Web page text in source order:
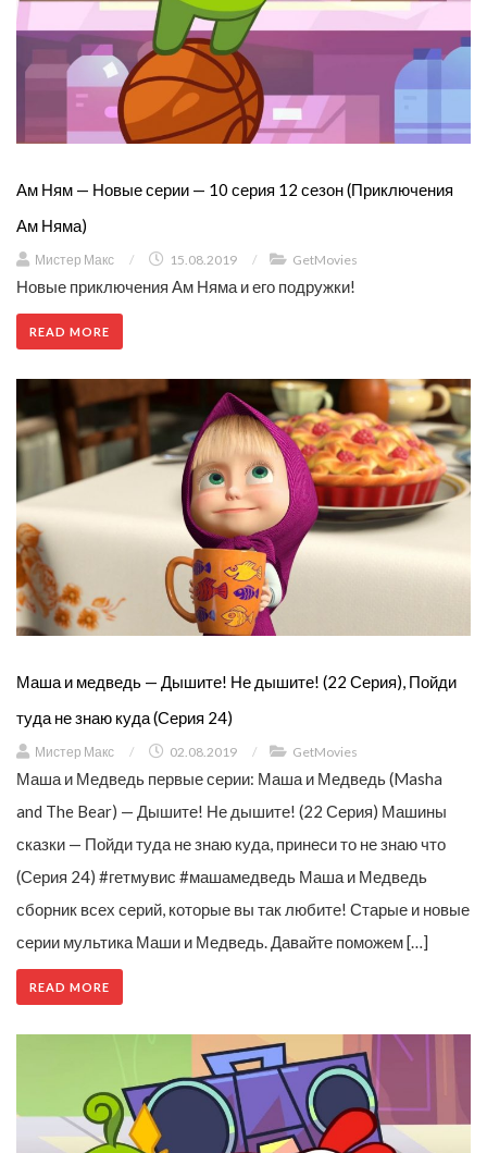
Ам Ням — Новые серии — 10 серия 12 сезон (Приключения
Ам Няма)
Мистер Макс / 15.08.2019 / GetMovies
Новые приключения Ам Няма и его подружки!
READ MORE
Маша и медведь — Дышите! Не дышите! (22 Серия), Пойди
туда не знаю куда (Серия 24)
Мистер Макс / 02.08.2019 / GetMovies
Маша и Медведь первые серии: Маша и Медведь (Masha
and The Bear) — Дышите! Не дышите! (22 Серия) Машины
сказки — Пойди туда не знаю куда, принеси то не знаю что
(Серия 24) #гетмувис #машамедведь Маша и Медведь
сборник всех серий, которые вы так любите! Старые и новые
серии мультика Маши и Медведь. Давайте поможем […]
READ MORE